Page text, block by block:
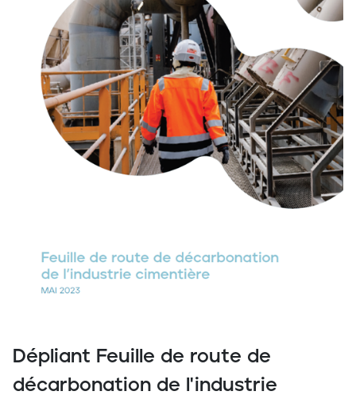
Dépliant Feuille de route de
décarbonation de l'industrie